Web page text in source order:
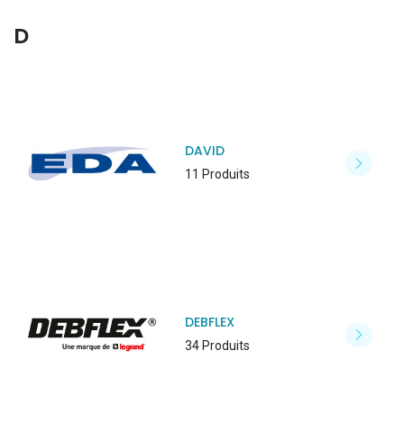
D
DAVID
11 Produits
DEBFLEX
34 Produits